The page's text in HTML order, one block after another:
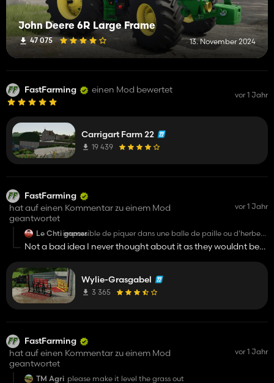
John Deere 6R Large Frame
47 075 13. November 2024
FastFarming einen Mod bewertet vor 1 Jahr
Carrigart Farm 22
19 439
FastFarming
hat auf einen Kommentar zu einem Mod
geantwortet
vor 1 Jahr
Le Chti gamerimpossible de piquer dans une balle de paille ou d'herbe
avec cette fourche... C'est vraiment dommage car elle est
très belle ! pouvez vous changer cela ? Merci pour le mod :)
Not a bad idea I never thought about it as they wouldnt be
out before the next game is..
Wylie-Grasgabel
3 365
FastFarming
hat auf einen Kommentar zu einem Mod
geantwortet
vor 1 Jahr
TM Agri please make it level the grass out